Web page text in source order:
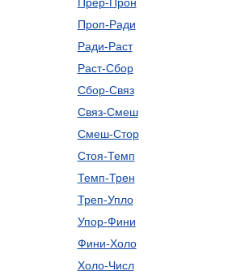
Проп-Ради
Ради-Раст
Раст-Сбор
Сбор-Связ
Связ-Смеш
Смеш-Стор
Стоя-Темп
Темп-Трен
Треп-Упло
Упор-Фини
Фини-Холо
Холо-Числ